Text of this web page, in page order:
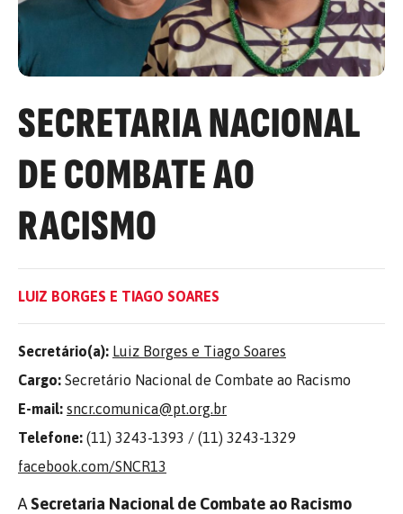
SECRETARIA NACIONAL
DE COMBATE AO
RACISMO
LUIZ BORGES E TIAGO SOARES
Secretário(a): Luiz Borges e Tiago Soares
Cargo: Secretário Nacional de Combate ao Racismo
E-mail: sncr.comunica@pt.org.br
Telefone: (11) 3243-1393 / (11) 3243-1329
facebook.com/SNCR13
ASecretaria Nacional de Combate ao Racismo